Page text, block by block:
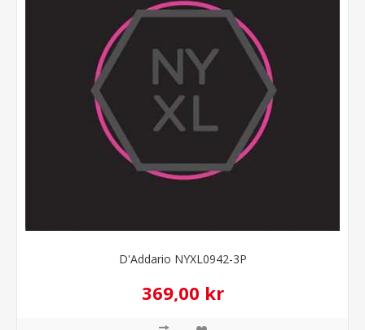
D'Addario NYXL0942-3P
369,00 kr